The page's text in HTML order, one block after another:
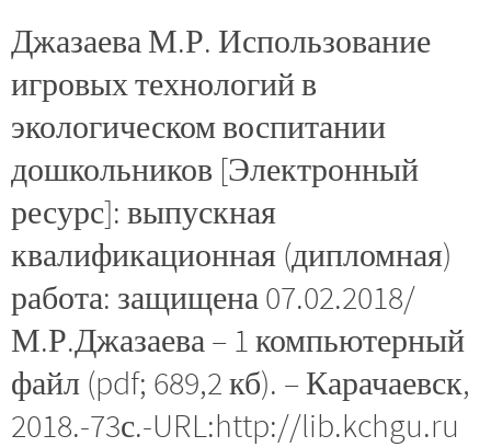
Джазаева М.Р. Использование
игровых технологий в
экологическом воспитании
дошкольников [Электронный
ресурс]: выпускная
квалификационная (дипломная)
работа: защищена 07.02.2018/
М.Р.Джазаева – 1 компьютерный
файл (pdf; 689,2 кб). – Карачаевск,
2018.-73с.-URL:http://lib.kchgu.ru